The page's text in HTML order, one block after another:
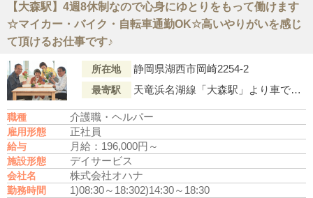
【大森駅】4週8休制なので心身にゆとりをもって働けます
☆マイカー・バイク・自転車通勤OK☆高いやりがいを感じ
て頂けるお仕事です♪
所在地 静岡県湖西市岡崎2254-2
最寄駅 天竜浜名湖線「大森駅」より車で5分
職種 介護職・ヘルパー
雇用形態 正社員
給与 月給：196,000円～
施設形態 デイサービス
会社名 株式会社オハナ
勤務時間 1)08:30～18:302)14:30～18:30